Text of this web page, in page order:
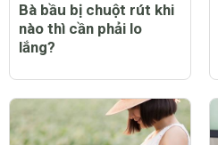
Bà bầu bị chuột rút khi
nào thì cần phải lo
lắng?